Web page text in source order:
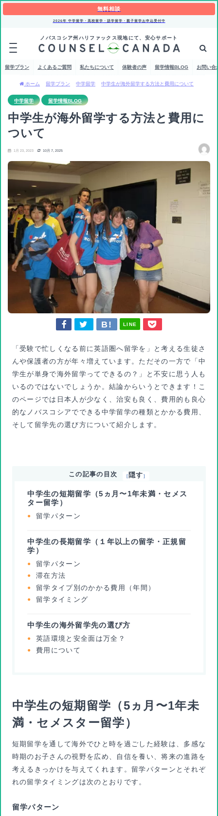
無料相談
2026年 中学留学・高校留学・語学留学・親子留学お申込受付中
ノバスコシア州ハリファックス現地にて、安心サポート
留学プラン よくあるご質問 私たちについて 体験者の声 留学情報BLOG お問い合
ホーム 留学プラン 中学留学 中学生が海外留学する方法と費用について
中学留学 留学情報BLOG
中学生が海外留学する方法と費用に
ついて
1月 23, 2023 10月 7, 2025
LINE
「受験で忙しくなる前に英語圏へ留学を」と考える生徒さ
んや保護者の方が年々増えています。ただその一方で「中
学生が単身で海外留学ってできるの？」と不安に思う人も
いるのではないでしょうか。結論からいうとできます！こ
のページでは日本人が少なく、治安も良く、費用的も良心
的なノバスコシアでできる中学留学の種類とかかる費用、
そして留学先の選び方について紹介します。
この記事の目次 [隠す ]
中学生の短期留学（5ヵ月〜1年未満・セメス
ター留学）
留学パターン
中学生の長期留学（１年以上の留学・正規留
学）
留学パターン
滞在方法
留学タイプ別のかかる費用（年間）
留学タイミング
中学生の海外留学先の選び方
英語環境と安全面は万全？
費用について
中学生の短期留学（5ヵ月〜1年未
満・セメスター留学）
短期留学を通して海外でひと時を過ごした経験は、多感な
時期のお子さんの視野を広め、自信を養い、将来の進路を
考えるきっかけを与えてくれます。留学パターンとそれぞ
れの留学タイミングは次のとおりです。
留学パターン